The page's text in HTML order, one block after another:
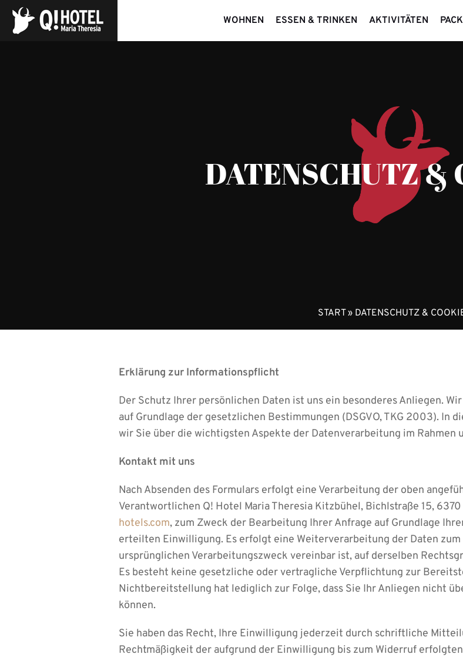
WOHNEN ESSEN & TRINKEN AKTIVITÄTEN
DATENSCHUTZ &
START» DATENSCHUTZ &
Erklärung zur Informationspflicht
Der Schutz Ihrer persönlichen Daten ist uns ein besonderes Anliegen.
auf Grundlage der gesetzlichen Bestimmungen (DSGVO, TKG 2003). In
wir Sie über die wichtigsten Aspekte der Datenverarbeitung im Rahmen
Kontakt mit uns
Nach Absenden des Formulars erfolgt eine Verarbeitung der oben
Verantwortlichen Q! Hotel Maria Theresia Kitzbühel, Bichlstraße 15,
hotels.com, zum Zweck der Bearbeitung Ihrer Anfrage auf Grundlage
erteilten Einwilligung. Es erfolgt eine Weiterverarbeitung der Daten
ursprünglichen Verarbeitungszweck vereinbar ist, auf derselben
Es besteht keine gesetzliche oder vertragliche Verpflichtung zur
Nichtbereitstellung hat lediglich zur Folge, dass Sie Ihr Anliegen nicht
können.
Sie haben das Recht, Ihre Einwilligung jederzeit durch schriftliche
Rechtmäßigkeit der aufgrund der Einwilligung bis zum Widerruf